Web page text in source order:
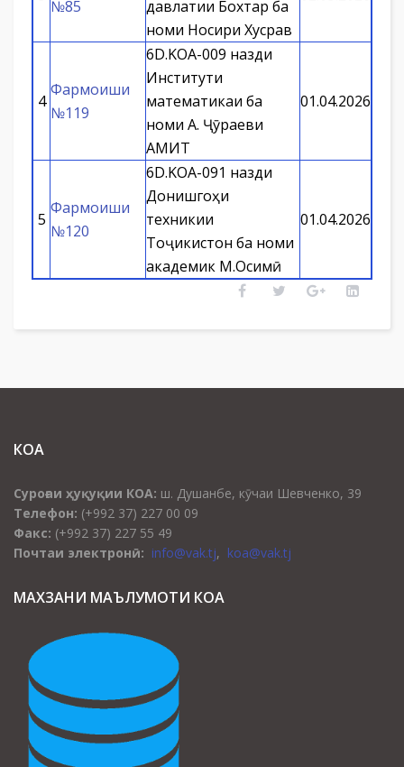
№85
давлатии Бохтар ба
номи Носири Хусрав
4
Фармоиши
№119
6D.KOA-009 назди
Институти
математикаи ба
номи А. Ҷӯраеви
АМИТ
01.04.2026
5
Фармоиши
№120
6D.KOA-091 назди
Донишгоҳи
техникии
Тоҷикистон ба номи
академик М.Осимӣ
01.04.2026
КОА
Суроғаи ҳуқуқии КОА: ш. Душанбе, кӯчаи Шевченко, 39
Телефон: (+992 37) 227 00 09
Факс: (+992 37) 227 55 49
Почтаи электронӣ: info@vak.tj, koa@vak.tj
МАХЗАНИ МАЪЛУМОТИ КОА